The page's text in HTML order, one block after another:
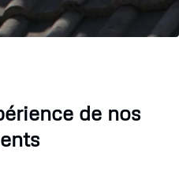
de nos